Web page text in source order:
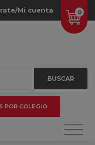
0
Mi cuenta
BUSCAR
POR COLEGIO